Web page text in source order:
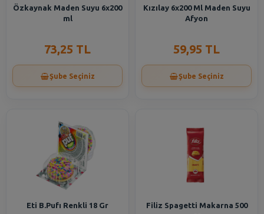
Özkaynak Maden Suyu 6x200
ml
73,25 TL
Şube Seçiniz
Kızılay 6x200 Ml Maden Suyu
Afyon
59,95 TL
Şube Seçiniz
Eti B.Pufı Renkli 18 Gr
Filiz Spagetti Makarna 500